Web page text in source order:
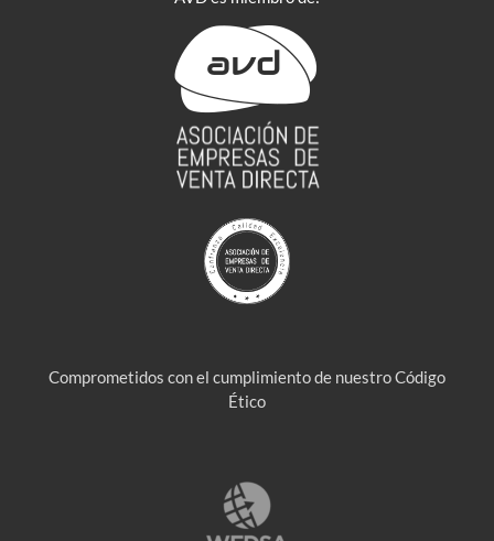
Comprometidos con el cumplimiento de nuestro Código
Ético